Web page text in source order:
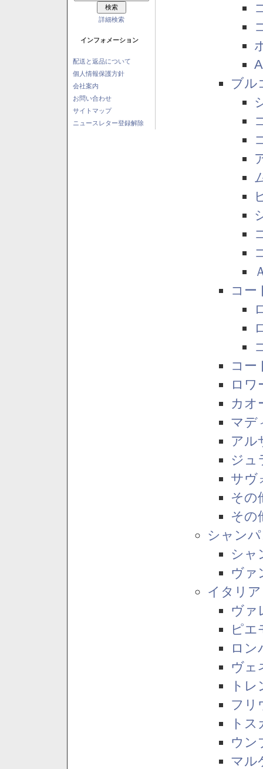
詳細検索
インフォメーション
配送と返品について
個人情報保護方針
会社案内
お問い合わせ
サイトマップ
ニュースレター登録解除
ブル
コー
コー
ロワ
カオ
マデ
アル
ジュ
サヴ
その
その
シャン
シャ
ヴァ
イタリア
ヴァ
ピエ
ロン
ヴェ
ト
フリ
ト
ウン
マル